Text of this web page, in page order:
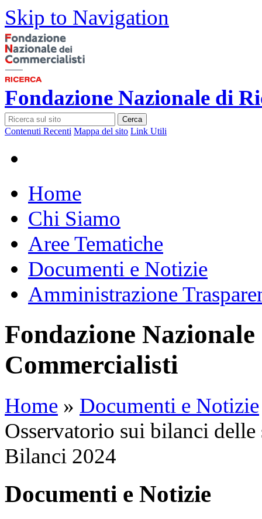
Skip to Navigation
Fondazione Nazionale di
Cerca
Contenuti Recenti Mappa del sito Link Utili
Home
Chi Siamo
Aree Tematiche
Documenti e Notizie
Amministrazione
Fondazione
Commercialisti
Home » Documenti e Notizie
Osservatorio sui bilanci
Bilanci 2024
Documenti e Notizie